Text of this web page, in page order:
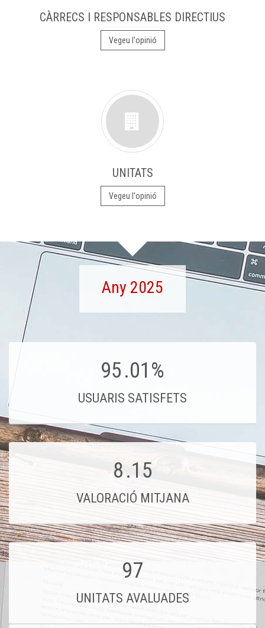
CÀRRECS I RESPONSABLES DIRECTIUS
Vegeu l'opinió
UNITATS
Vegeu l'opinió
Any 2025
95.01%
USUARIS SATISFETS
8.15
VALORACIÓ MITJANA
97
UNITATS AVALUADES